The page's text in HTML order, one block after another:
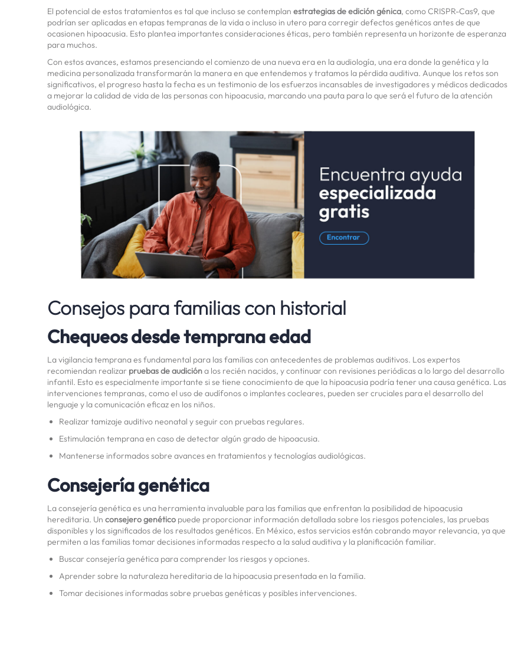
El potencial de estos tratamientos es tal que incluso se contemplan estrategias de edición génica, como CRISPR-Cas9, que
podrían ser aplicadas en etapas tempranas de la vida o incluso in utero para corregir defectos genéticos antes de que
ocasionen hipoacusia. Esto plantea importantes consideraciones éticas, pero también representa un horizonte de esperanza
para muchos.
Con estos avances, estamos presenciando el comienzo de una nueva era en la audiología, una era donde la genética y la
medicina personalizada transformarán la manera en que entendemos y tratamos la pérdida auditiva. Aunque los retos son
significativos, el progreso hasta la fecha es un testimonio de los esfuerzos incansables de investigadores y médicos dedicados
a mejorar la calidad de vida de las personas con hipoacusia, marcando una pauta para lo que será el futuro de la atención
audiológica.
Consejos para familias con historial
Chequeos desde temprana edad
La vigilancia temprana es fundamental para las familias con antecedentes de problemas auditivos. Los expertos
recomiendan realizar pruebas de audicióna los recién nacidos, y continuar con revisiones periódicas a lo largo del desarrollo
infantil. Esto es especialmente importante si se tiene conocimiento de que la hipoacusia podría tener una causa genética. Las
intervenciones tempranas, como el uso de audífonos o implantes cocleares, pueden ser cruciales para el desarrollo del
lenguaje y la comunicación eficaz en los niños.
Realizar tamizaje auditivo neonatal y seguir con pruebas regulares.
Estimulación temprana en caso de detectar algún grado de hipoacusia.
Mantenerse informados sobre avances en tratamientos y tecnologías audiológicas.
Consejería genética
La consejería genética es una herramienta invaluable para las familias que enfrentan la posibilidad de hipoacusia
hereditaria. Un consejero genético puede proporcionar información detallada sobre los riesgos potenciales, las pruebas
disponibles y los significados de los resultados genéticos. En México, estos servicios están cobrando mayor relevancia, ya que
permiten a las familias tomar decisiones informadas respecto a la salud auditiva y la planificación familiar.
Buscar consejería genética para comprender los riesgos y opciones.
Aprender sobre la naturaleza hereditaria de la hipoacusia presentada en la familia.
Tomar decisiones informadas sobre pruebas genéticas y posibles intervenciones.